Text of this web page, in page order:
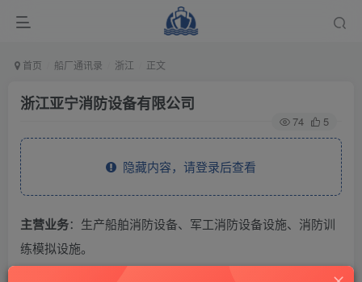
首页 船厂通讯录 浙江 正文
浙江亚宁消防设备有限公司
74 5
隐藏内容，请登录后查看
主营业务：生产船舶消防设备、军工消防设备设施、消防训
练模拟设施。